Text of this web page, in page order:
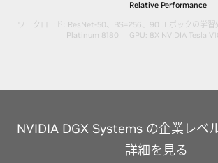
Relative Performance
ワークロード: ResNet-50、BS=256、90 エポックの学
Platinum 8180 | GPU: 8X NVIDIA Tesla
NVIDIA DGX Systems の企業レベ
詳細を見る